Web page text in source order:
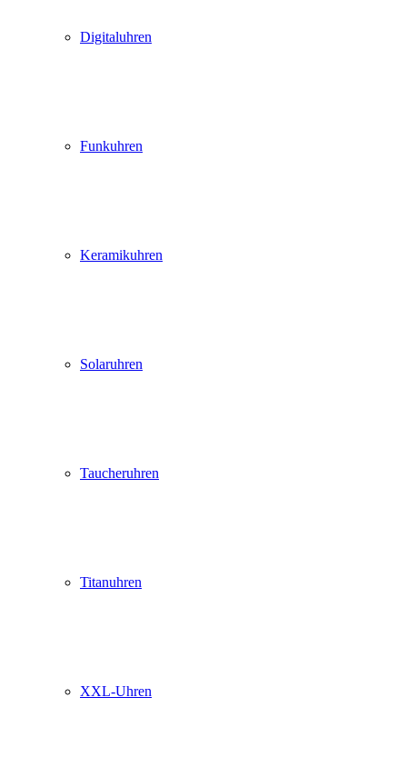
Digitaluhren
Funkuhren
Keramikuhren
Solaruhren
Taucheruhren
Titanuhren
XXL-Uhren